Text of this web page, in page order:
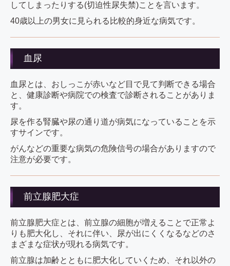
してしまったりする(切迫性尿失禁)ことを言います。
40歳以上の男女に見られる比較的身近な病気です。
血尿
血尿とは、おしっこが赤いなど目で見て判断できる場合
と、健康診断や病院での検査で診断されることがありま
す。
尿を作る腎臓や尿の通り道が病気になっていることを示
すサインです。
がんなどの重要な病気の危険信号の場合がありますので
注意が必要です。
前立腺肥大症
前立腺肥大症とは、前立腺の細胞が増えることで正常よ
りも肥大化し、それに伴い、尿が出にくくなるなどのさ
まざまな症状が現れる病気です。
前立腺は加齢とともに肥大化していくため、それ以外の